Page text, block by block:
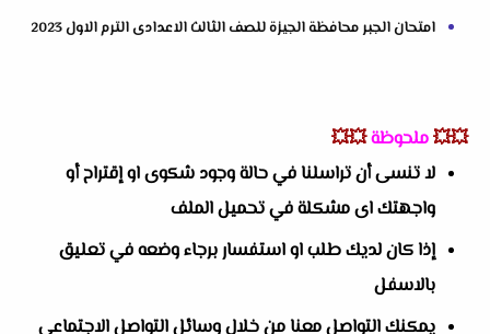
امتحان الجبر محافظة الجيزة للصف الثالث الاعدادى الترم الاول 2023
💥💥ملحوظة💥💥
لا تنسى أن تراسلنا في حالة وجود شكوى او إقتراح أو
واجهتك اى مشكلة في تحميل الملف
إذا كان لديك طلب او استفسار برجاء وضعه في تعليق
بالاسفل
يمكنك التواصل معنا من خلال وسائل التواصل الاجتماعى